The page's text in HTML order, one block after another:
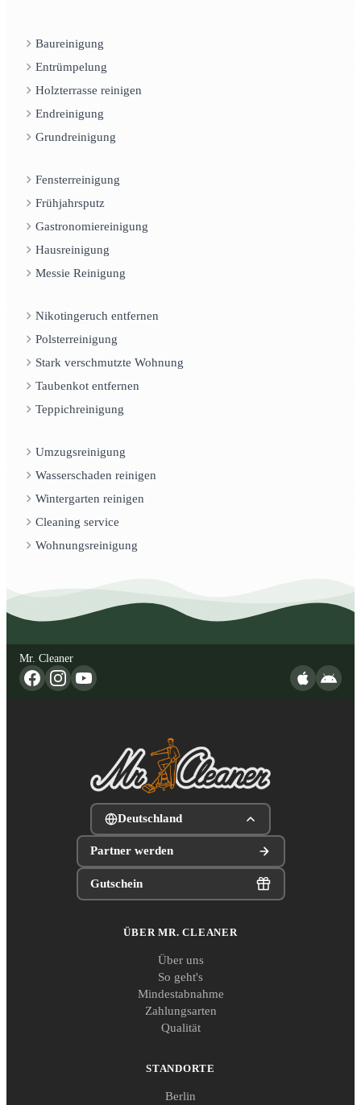
Baureinigung
Entrümpelung
Holzterrasse reinigen
Endreinigung
Grundreinigung
Fensterreinigung
Frühjahrsputz
Gastronomiereinigung
Hausreinigung
Messie Reinigung
Nikotingeruch entfernen
Polsterreinigung
Stark verschmutzte Wohnung
Taubenkot entfernen
Teppichreinigung
Umzugsreinigung
Wasserschaden reinigen
Wintergarten reinigen
Cleaning service
Wohnungsreinigung
Mr. Cleaner
Deutschland
Partner werden
Gutschein
ÜBER MR. CLEANER
Über uns
So geht's
Mindestabnahme
Zahlungsarten
Qualität
STANDORTE
Berlin